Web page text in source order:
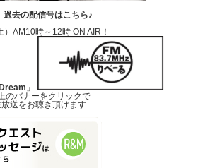
過去の配信号はこちら♪
）AM10時～12時 ON AIR！
」
のバナーをクリックで
送をお聴き頂けます